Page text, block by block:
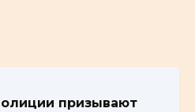
призывают